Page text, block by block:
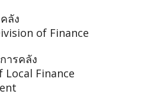
ลัง
of Finance
ารคลัง
Local Finance